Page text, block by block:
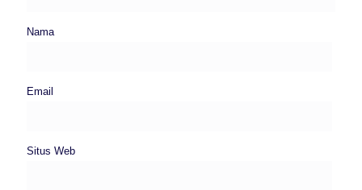
Nama
Email
Situs Web